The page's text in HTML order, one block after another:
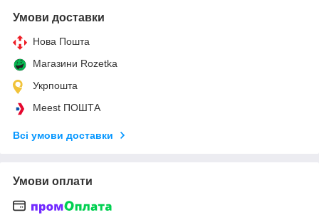
Умови доставки
Нова Пошта
Магазини Rozetka
Укрпошта
Meest ПОШТА
Всі умови доставки
Умови оплати